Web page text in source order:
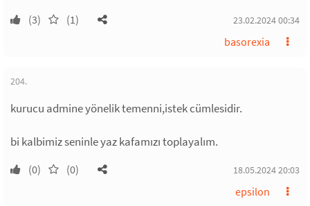
(3) (1) 23.02.2024 00:34
basorexia
204.
kurucu admine yönelik temenni,istek cümlesidir.
bi kalbimiz seninle yaz kafamızı toplayalım.
(0) (0) 18.05.2024 20:03
epsilon